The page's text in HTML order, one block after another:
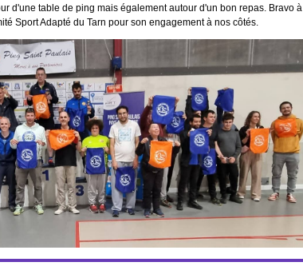
d'une table de ping mais également autour d'un bon repas. Bravo à
Sport Adapté du Tarn pour son engagement à nos côtés.